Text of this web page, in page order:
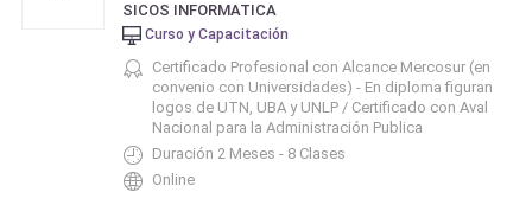
SICOS INFORMATICA
Curso y Capacitación
Certificado Profesional con Alcance Mercosur (en
convenio con Universidades) - En diploma figuran
logos de UTN, UBA y UNLP / Certificado con Aval
Nacional para la Administración Publica
Duración 2 Meses - 8 Clases
Online